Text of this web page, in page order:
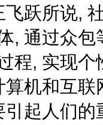
跃所说,
, 通过众
程, 实现
机和互
起人们